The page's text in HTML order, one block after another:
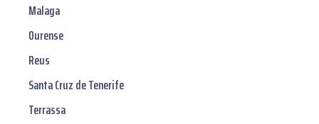
Malaga
Ourense
Reus
Santa Cruz de Tenerife
Terrassa